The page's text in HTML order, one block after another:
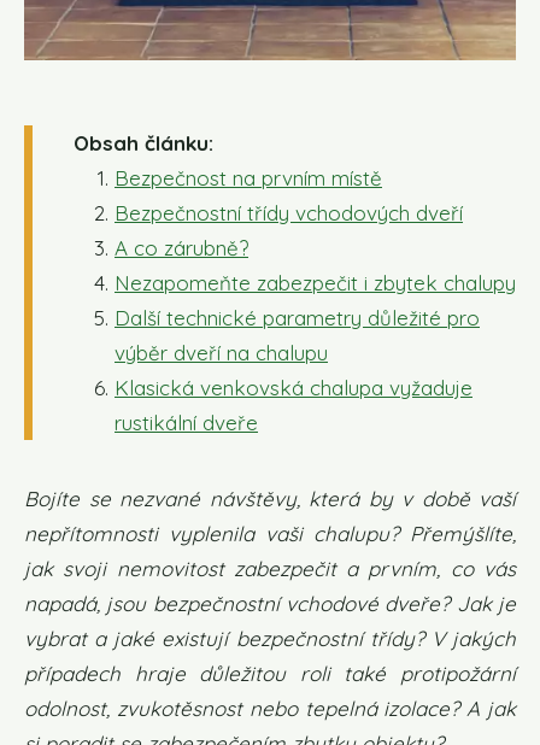
Obsah článku:
Bezpečnost na prvním místě
Bezpečnostní třídy vchodových dveří
A co zárubně?
Nezapomeňte zabezpečit i zbytek chalupy
Další technické parametry důležité pro
výběr dveří na chalupu
Klasická venkovská chalupa vyžaduje
rustikální dveře
Bojíte se nezvané návštěvy, která by v době vaší
nepřítomnosti vyplenila vaši chalupu? Přemýšlíte,
jak svoji nemovitost zabezpečit a prvním, co vás
napadá, jsou bezpečnostní vchodové dveře? Jak je
vybrat a jaké existují bezpečnostní třídy? V jakých
případech hraje důležitou roli také protipožární
odolnost, zvukotěsnost nebo tepelná izolace? A jak